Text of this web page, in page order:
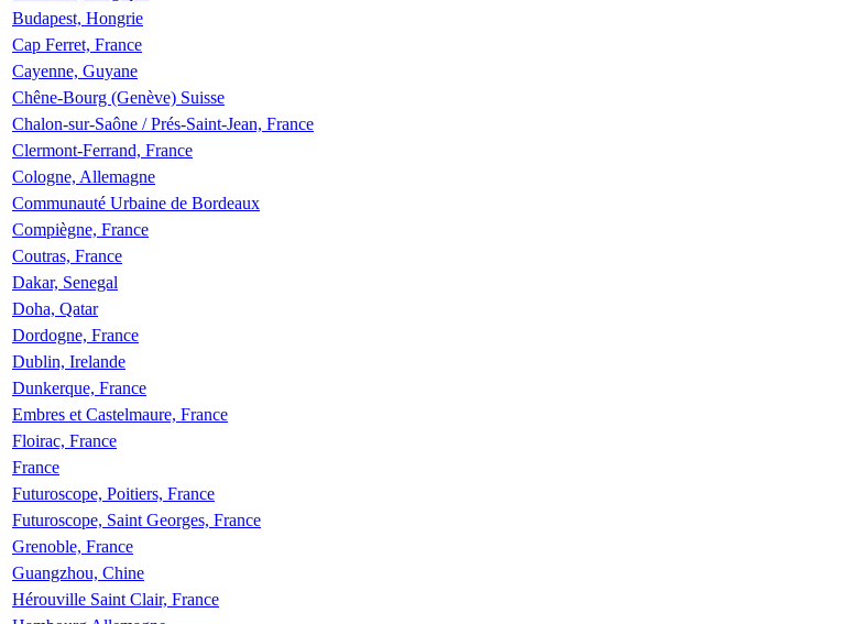
Budapest, Hongrie
Cap Ferret, France
Cayenne, Guyane
Chêne-Bourg (Genève) Suisse
Chalon-sur-Saône / Prés-Saint-Jean, France
Clermont-Ferrand, France
Cologne, Allemagne
Communauté Urbaine de Bordeaux
Compiègne, France
Coutras, France
Dakar, Senegal
Doha, Qatar
Dordogne, France
Dublin, Irelande
Dunkerque, France
Embres et Castelmaure, France
Floirac, France
France
Futuroscope, Poitiers, France
Futuroscope, Saint Georges, France
Grenoble, France
Guangzhou, Chine
Hérouville Saint Clair, France